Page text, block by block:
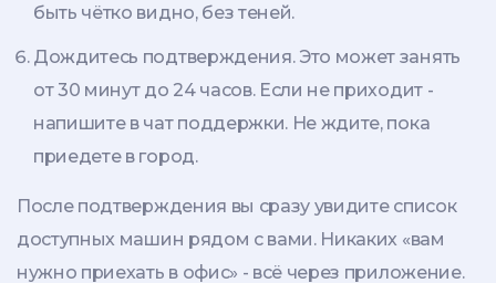
быть чётко видно, без теней.
Дождитесь подтверждения. Это может занять
от 30 минут до 24 часов. Если не приходит -
напишите в чат поддержки. Не ждите, пока
приедете в город.
После подтверждения вы сразу увидите список
доступных машин рядом с вами. Никаких «вам
нужно приехать в офис» - всё через приложение.